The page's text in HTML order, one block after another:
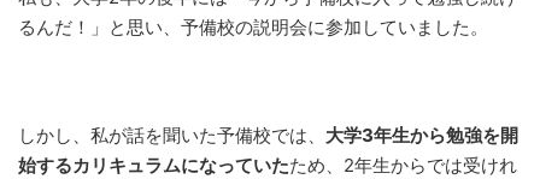
るんだ！」と思い、予備校の説明会に参加していました。
しかし、私が話を聞いた予備校では、 大学3年生から勉強を開
始するカリキュラムになっていたため、2年生からでは受けれ